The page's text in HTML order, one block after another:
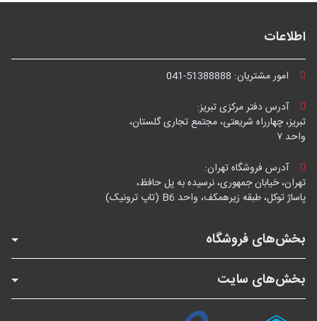
اطلاعات
امور مشتریان: 041-51388888
آدرس دفتر مرکزی تبریز:
تبریز، چهارراه شریعتی، مجتمع تجاری گلستان،
واحد ۷
آدرس فروشگاه تهران:
تهران، خیابان جمهوری، نرسیده به پل حافظ،
پاساژ توکل، طبقه زیرهمکف، واحد B6 (تاپ ترونیک)
بخش‌های فروشگاه
بخش‌های سایت